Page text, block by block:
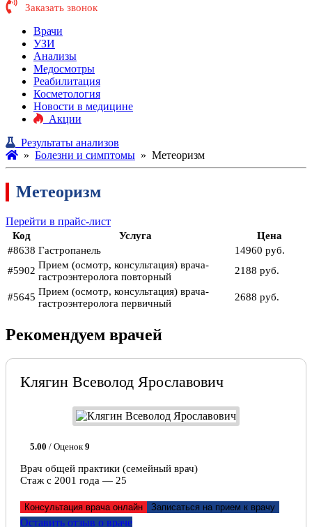
Заказать звонок
Врачи
УЗИ
Анализы
Медосмотры
Реабилитация
Косметология
Новости в медицине
Акции
Результаты анализов
» Болезни и симптомы » Метеоризм
Метеоризм
Перейти в прайс-лист
Код Услуга
Цена
#8638 Гастропанель
14960 руб.
#5902 Прием (осмотр, консультация) врача-
гастроэнтеролога повторный
2188 руб.
#5645 Прием (осмотр, консультация) врача-
гастроэнтеролога первичный
2688 руб.
Рекомендуем врачей
Клягин Всеволод Ярославович
5.00 / Оценок 9
Врач общей практики (семейный врач)
Стаж с 2001 года — 25
Консультация врача онлайн Записаться на прием к врачу
Оставить отзыв о враче